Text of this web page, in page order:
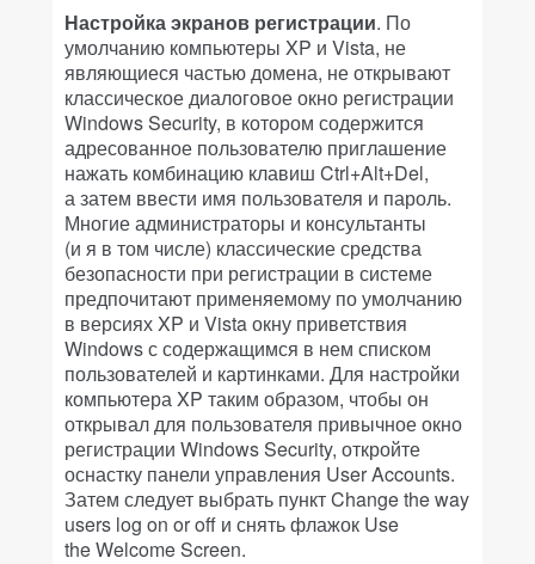
Настройка экранов регистрации. По
умолчанию компьютеры XP и Vista, не
являющиеся частью домена, не открывают
классическое диалоговое окно регистрации
Windows Security, в котором содержится
адресованное пользователю приглашение
нажать комбинацию клавиш Ctrl+Alt+Del,
а затем ввести имя пользователя и пароль.
Многие администраторы и консультанты
(и я в том числе) классические средства
безопасности при регистрации в системе
предпочитают применяемому по умолчанию
в версиях XP и Vista окну приветствия
Windows с содержащимся в нем списком
пользователей и картинками. Для настройки
компьютера XP таким образом, чтобы он
открывал для пользователя привычное окно
регистрации Windows Security, откройте
оснастку панели управления User Accounts.
Затем следует выбрать пункт Change the way
users log on or off и снять флажок Use
the Welcome Screen.